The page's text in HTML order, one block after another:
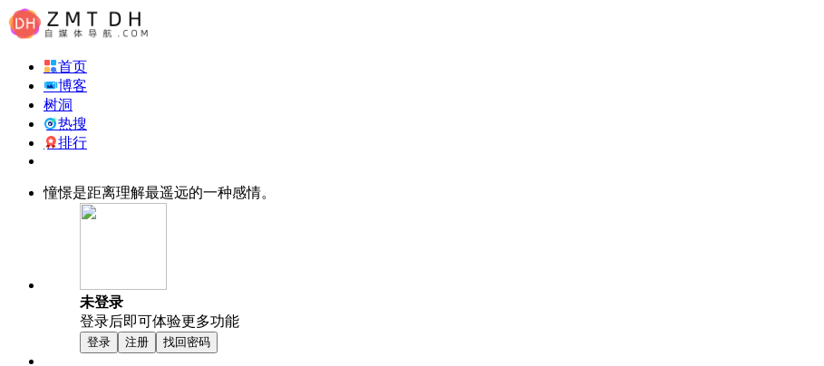
首页
博客
树洞
热搜
排行
憧憬是距离理解最遥远的一种感情。
未登录
登录后即可体验更多功能
登录 注册 找回密码